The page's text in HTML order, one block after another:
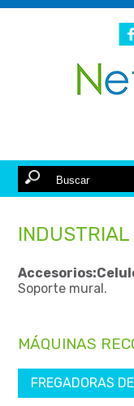
Soporte mural.
MÁQUINAS
FREGADORAS